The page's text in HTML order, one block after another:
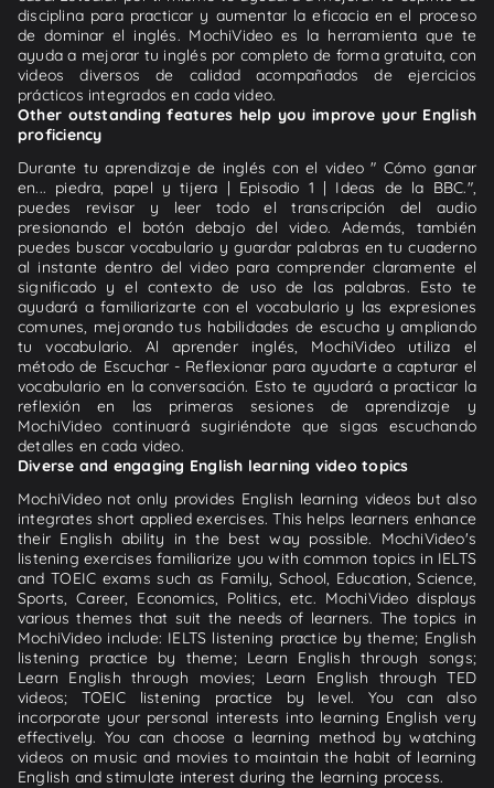
disciplina para practicar y aumentar la eficacia en el proceso
de dominar el inglés. MochiVideo es la herramienta que te
ayuda a mejorar tu inglés por completo de forma gratuita, con
videos diversos de calidad acompañados de ejercicios
prácticos integrados en cada video.
Other outstanding features help you improve your English
proficiency
Durante tu aprendizaje de inglés con el video " Cómo ganar
en... piedra, papel y tijera | Episodio 1 | Ideas de la BBC.",
puedes revisar y leer todo el transcripción del audio
presionando el botón debajo del video. Además, también
puedes buscar vocabulario y guardar palabras en tu cuaderno
al instante dentro del video para comprender claramente el
significado y el contexto de uso de las palabras. Esto te
ayudará a familiarizarte con el vocabulario y las expresiones
comunes, mejorando tus habilidades de escucha y ampliando
tu vocabulario. Al aprender inglés, MochiVideo utiliza el
método de Escuchar - Reflexionar para ayudarte a capturar el
vocabulario en la conversación. Esto te ayudará a practicar la
reflexión en las primeras sesiones de aprendizaje y
MochiVideo continuará sugiriéndote que sigas escuchando
detalles en cada video.
Diverse and engaging English learning video topics
MochiVideo not only provides English learning videos but also
integrates short applied exercises. This helps learners enhance
their English ability in the best way possible. MochiVideo's
listening exercises familiarize you with common topics in IELTS
and TOEIC exams such as Family, School, Education, Science,
Sports, Career, Economics, Politics, etc. MochiVideo displays
various themes that suit the needs of learners. The topics in
MochiVideo include: IELTS listening practice by theme; English
listening practice by theme; Learn English through songs;
Learn English through movies; Learn English through TED
videos; TOEIC listening practice by level. You can also
incorporate your personal interests into learning English very
effectively. You can choose a learning method by watching
videos on music and movies to maintain the habit of learning
English and stimulate interest during the learning process.